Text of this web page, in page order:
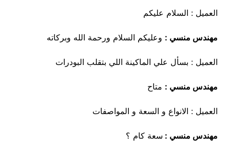
العميل : السلام عليكم
مهندس منسي : وعليكم السلام ورحمة الله وبركاته
العميل : بسأل علي الماكينة اللي بتقلب البودرات
مهندس منسي : متاح
العميل : الانواع و السعة و المواصفات
مهندس منسي : سعة كام ؟